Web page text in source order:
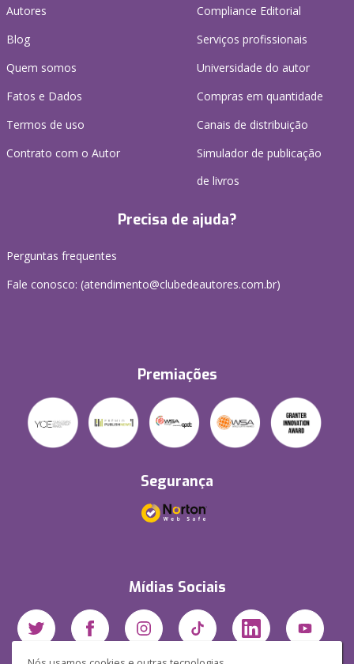
Autores
Blog
Quem somos
Fatos e Dados
Termos de uso
Contrato com o Autor
Compliance Editorial
Serviços profissionais
Universidade do autor
Compras em quantidade
Canais de distribuição
Simulador de publicação
de livros
Precisa de ajuda?
Perguntas frequentes
Fale conosco: (atendimento@clubedeautores.com.br)
Premiações
Segurança
Mídias Sociais